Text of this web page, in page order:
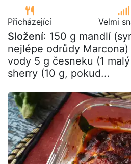
Přicházející Velmi
Složení: 150 g mandlí
nejlépe odrůdy
vody 5 g česneku (1
sherry (10 g, pokud...